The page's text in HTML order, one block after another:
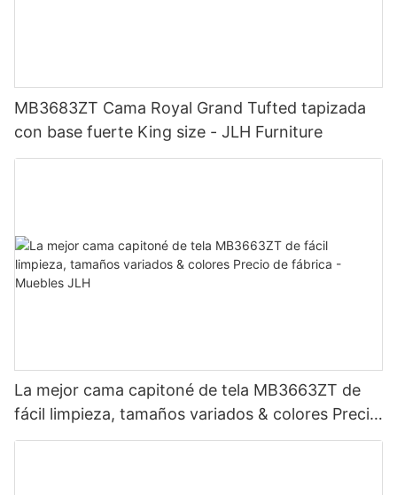
MB3683ZT Cama Royal Grand Tufted tapizada
con base fuerte King size - JLH Furniture
La mejor cama capitoné de tela MB3663ZT de
fácil limpieza, tamaños variados & colores Precio
de fábrica - Muebles JLH